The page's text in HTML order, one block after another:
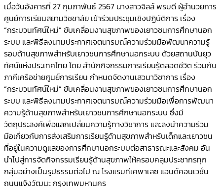
เมื่อวันอังคารที่ 27 กุมภาพันธ์ 2567 นางสาวจิลล์ พรมดี ผู้อำนวยการ
ศูนย์การเรียนสยามวิชชาลัย เข้าร่วมประชุมเชิงปฏิบัติการ เรื่อง
“กระบวนทัศน์ใหม่” ขับเคลื่อนงานสุขภาพของเยาวชนการศึกษานอก
ระบบ และพิธีลงนามประกาศเจตนารมณ์ความร่วมมือพัฒนาความรู้
รอบด้านสุขภาพสำหรับเยาวชนการศึกษานอกระบบ ด้วยสถานบันยุว
ทัศน์แห่งประเทศไทย โดย สำนักกิจกรรมการเรียนรู้ตลอดชีวิต ร่วมกับ
ภาคีเครือข่ายศูนย์การเรียน กำหนดจัดงานเสวนาวิชาการ เรื่อง
“กระบวนทัศน์ใหม่” ขับเคลื่อนงานสุขภาพของเยาวชนการศึกษานอก
ระบบ และพิธีลงนามประกาศเจตนารมณ์ความร่วมมือเพื่อการพัฒนา
ความรู้ด้านสุขภาพสำหรับเยาวชนการศึกษานอกระบบ ซึ่งมี
วัตถุประสงค์เพื่อแลกเปลี่ยนความรู้ทางวิชาการ และลงนำความร่วม
มือเกี่ยวกับการส่งเสริมการเรียนรู้ด้านสุขภาพสำหรับเด็กและเยาวชน
ที่อยู่ในความดูแลของการศึกษานอกระบบต่อสาธารณะและสังคม อัน
นำไปสู่การจัดกิจกรรมเรียนรู้ด้านสุขภาพให้ครอบคลุมประชากรทุก
กลุ่มอย่างเป็นรูปธรรมต่อไป ณ โรงแรมทีเคพาเลซ แอนด์คอนเวชั่น
ถนนแจ้งวัฒนะ กรุงเทพมหานคร